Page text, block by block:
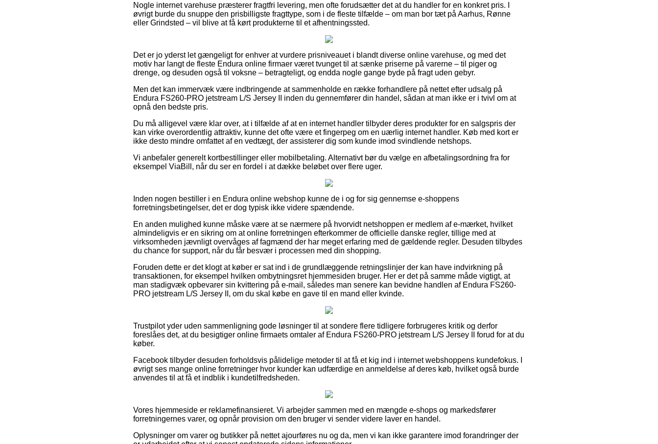
Nogle internet varehuse præsterer fragtfri levering, men ofte forudsætter det at du handler for en konkret pris. I
øvrigt burde du snuppe den prisbilligste fragttype, som i de fleste tilfælde – om man bor tæt på Aarhus, Rønne
eller Grindsted – vil blive at få kørt produkterne til et afhentningssted.
Det er jo yderst let gængeligt for enhver at vurdere prisniveauet i blandt diverse online varehuse, og med det
motiv har langt de fleste Endura online firmaer været tvunget til at sænke priserne på varerne – til piger og
drenge, og desuden også til voksne – betragteligt, og endda nogle gange byde på fragt uden gebyr.
Men det kan immervæk være indbringende at sammenholde en række forhandlere på nettet efter udsalg på
Endura FS260-PRO jetstream L/S Jersey II inden du gennemfører din handel, sådan at man ikke er i tvivl om at
opnå den bedste pris.
Du må alligevel være klar over, at i tilfælde af at en internet handler tilbyder deres produkter for en salgspris der
kan virke overordentlig attraktiv, kunne det ofte være et fingerpeg om en uærlig internet handler. Køb med kort er
ikke desto mindre omfattet af en vedtægt, der assisterer dig som kunde imod svindlende netshops.
Vi anbefaler generelt kortbestillinger eller mobilbetaling. Alternativt bør du vælge en afbetalingsordning fra for
eksempel ViaBill, når du ser en fordel i at dække beløbet over flere uger.
Inden nogen bestiller i en Endura online webshop kunne de i og for sig gennemse e-shoppens
forretningsbetingelser, det er dog typisk ikke videre spændende.
En anden mulighed kunne måske være at se nærmere på hvorvidt netshoppen er medlem af e-mærket, hvilket
almindeligvis er en sikring om at online forretningen efterkommer de officielle danske regler, tillige med at
virksomheden jævnligt overvåges af fagmænd der har meget erfaring med de gældende regler. Desuden tilbydes
du chance for support, når du får besvær i processen med din shopping.
Foruden dette er det klogt at køber er sat ind i de grundlæggende retningslinjer der kan have indvirkning på
transaktionen, for eksempel hvilken ombytningsret hjemmesiden bruger. Her er det på samme måde vigtigt, at
man stadigvæk opbevarer sin kvittering på e-mail, således man senere kan bevidne handlen af Endura FS260-
PRO jetstream L/S Jersey II, om du skal købe en gave til en mand eller kvinde.
Trustpilot yder uden sammenligning gode løsninger til at sondere flere tidligere forbrugeres kritik og derfor
foreslåes det, at du besigtiger online firmaets omtaler af Endura FS260-PRO jetstream L/S Jersey II forud for at du
køber.
Facebook tilbyder desuden forholdsvis pålidelige metoder til at få et kig ind i internet webshoppens kundefokus. I
øvrigt ses mange online forretninger hvor kunder kan udfærdige en anmeldelse af deres køb, hvilket også burde
anvendes til at få et indblik i kundetilfredsheden.
Vores hjemmeside er reklamefinansieret. Vi arbejder sammen med en mængde e-shops og markedsfører
forretningernes varer, og opnår provision om den bruger vi sender videre laver en handel.
Oplysninger om varer og butikker på nettet ajourføres nu og da, men vi kan ikke garantere imod forandringer der